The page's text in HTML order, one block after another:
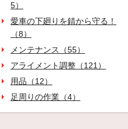
5）
愛車の下廻りを錆から守る！
（8）
メンテナンス（55）
アライメント調整（121）
用品（12）
足周りの作業（4）